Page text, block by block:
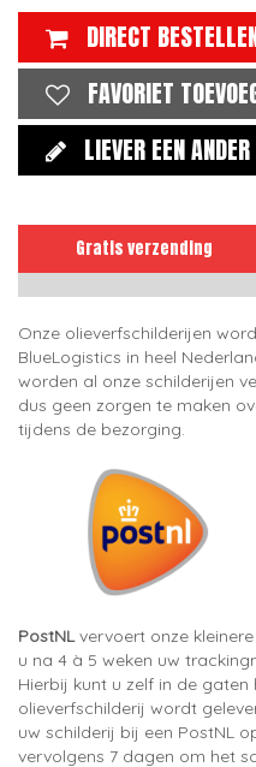
DIRECT
FAVORIET
LIEVER EEN
Gratis verzending
Onze olieverfschilderijen
BlueLogistics in heel
worden al onze schilderijen
dus geen zorgen te maken
tijdens de bezorging.
PostNLvervoert onze
u na 4 à 5 weken uw
Hierbij kunt u zelf in de gaten
olieverfschilderij wordt
uw schilderij bij een PostNL
vervolgens 7 dagen om het